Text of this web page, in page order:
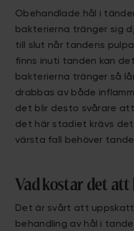
Obehandlade hål i
bakterierna tränger sig
till slut når tandens
finns inuti tanden kan
bakterierna tränger så
drabbas av både
det blir desto svårare
det här stadiet krävs
värsta fall behöver
Vad kostar det att
Det är svårt att
behandling av hål i